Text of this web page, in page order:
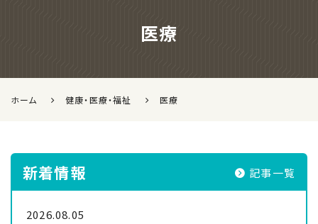
医療
ホーム 健康・医療・福祉 医療
新着情報 記事一覧
2026.08.05